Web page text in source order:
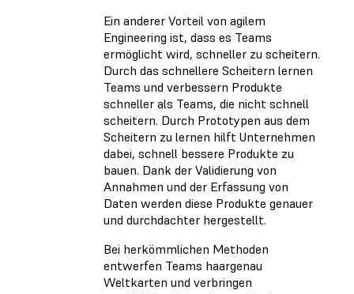
Ein anderer Vorteil von agilem
Engineering ist, dass es Teams
ermöglicht wird, schneller zu scheitern.
Durch das schnellere Scheitern lernen
Teams und verbessern Produkte
schneller als Teams, die nicht schnell
scheitern. Durch Prototypen aus dem
Scheitern zu lernen hilft Unternehmen
dabei, schnell bessere Produkte zu
bauen. Dank der Validierung von
Annahmen und der Erfassung von
Daten werden diese Produkte genauer
und durchdachter hergestellt.
Bei herkömmlichen Methoden
entwerfen Teams haargenau
Weltkarten und verbringen